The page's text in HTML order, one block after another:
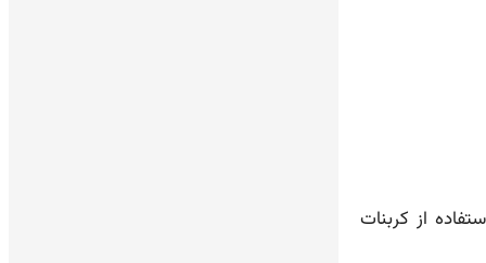
از کربنات